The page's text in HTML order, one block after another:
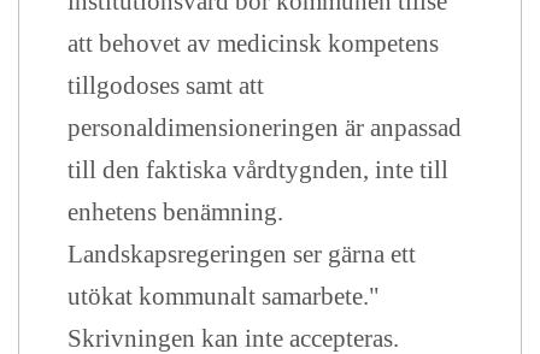
att behovet av medicinsk kompetens
tillgodoses samt att
personaldimensioneringen är anpassad
till den faktiska vårdtygnden, inte till
enhetens benämning.
Landskapsregeringen ser gärna ett
utökat kommunalt samarbete."
Skrivningen kan inte accepteras.